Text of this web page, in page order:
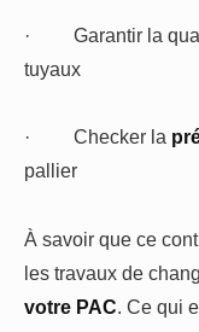
· Garantir la
tuyaux
· Checker la
pallier
À savoir que ce
les travaux de
votre PAC. Ce qui